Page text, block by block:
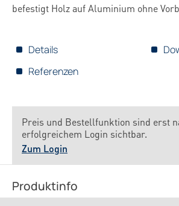
befestigt Holz auf Aluminium ohne
Details
Referenzen
Preis und Bestellfunktion sind erst
erfolgreichem Login sichtbar.
Zum Login
Produktinfo